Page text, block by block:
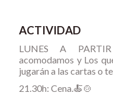
ACTIVIDAD
LUNES A
acomodamos y Los
jugarán a las cartas o
21.30h: Cena.🍝🍲